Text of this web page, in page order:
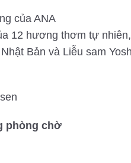
của ANA
12 hương thơm tự
Bản và Liễu sam
phòng chờ